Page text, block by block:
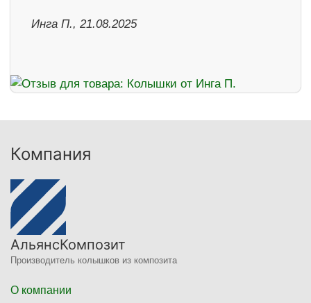
Инга П., 21.08.2025
Компания
АльянсКомпозит
Производитель колышков из композита
О компании